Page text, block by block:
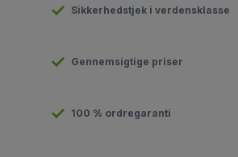
Sikkerhedstjek i verdensklasse
Gennemsigtige priser
100 % ordregaranti